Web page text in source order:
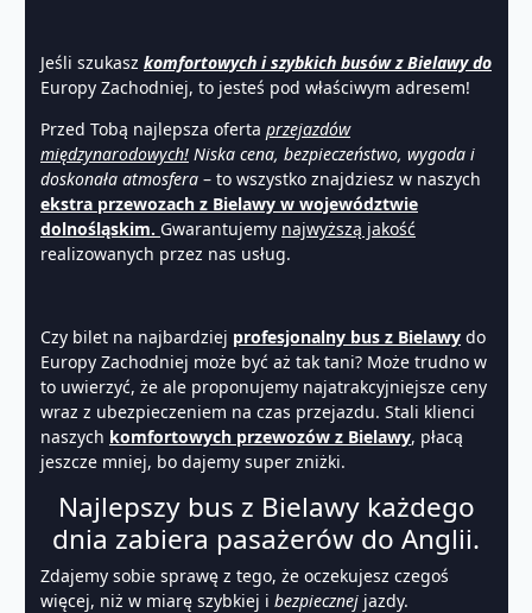
Jeśli szukasz komfortowych i szybkich busów z Bielawy do
Europy Zachodniej, to jesteś pod właściwym adresem!
Przed Tobą najlepsza oferta przejazdów
międzynarodowych! Niska cena, bezpieczeństwo, wygoda i
doskonała atmosfera – to wszystko znajdziesz w naszych
ekstra przewozach z Bielawy w województwie
dolnośląskim. Gwarantujemy najwyższą jakość
realizowanych przez nas usług.
Czy bilet na najbardziej profesjonalny bus z Bielawy do
Europy Zachodniej może być aż tak tani? Może trudno w
to uwierzyć, że ale proponujemy najatrakcyjniejsze ceny
wraz z ubezpieczeniem na czas przejazdu. Stali klienci
naszych komfortowych przewozów z Bielawy, płacą
jeszcze mniej, bo dajemy super zniżki.
Najlepszy bus z Bielawy każdego
dnia zabiera pasażerów do Anglii.
Zdajemy sobie sprawę z tego, że oczekujesz czegoś
więcej, niż w miarę szybkiej i bezpiecznej jazdy.